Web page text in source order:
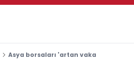
Asya borsaları 'artan vaka